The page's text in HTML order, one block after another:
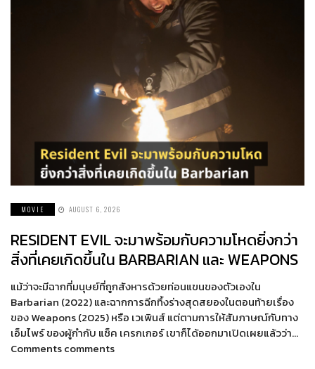
MOVIE AUGUST 6, 2026
RESIDENT EVIL จะมาพร้อมกับความโหดยิ่งกว่า
สิ่งที่เคยเกิดขึ้นใน BARBARIAN และ WEAPONS
แม้ว่าจะมีฉากที่มนุษย์ที่ถูกสังหารด้วยท่อนแขนของตัวเองใน
Barbarian (2022) และฉากการฉีกทึ้งร่างสุดสยองในตอนท้ายเรื่อง
ของ Weapons (2025) หรือ เวเพินส์ แต่ตามการให้สัมภาษณ์กับทาง
เอ็มไพร์ ของผู้กำกับ แซ็ค เครกเกอร์ เขาก็ได้ออกมาเปิดเผยแล้วว่า…
Comments comments